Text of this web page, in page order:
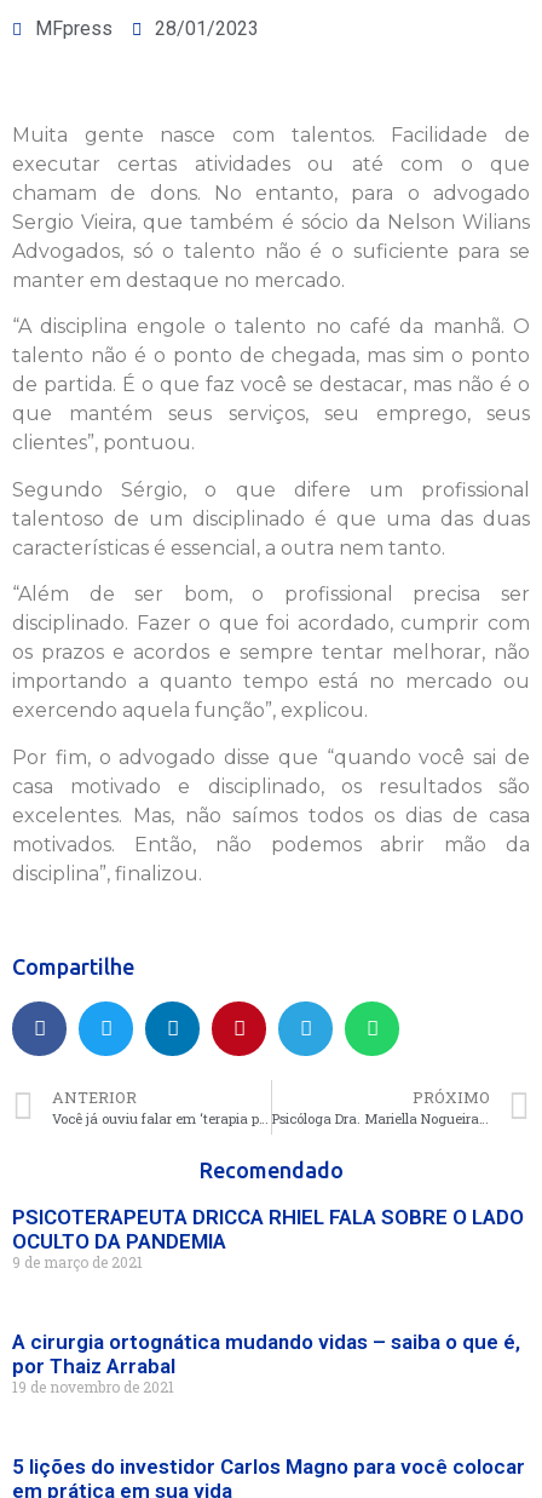
MFpress 28/01/2023
Muita gente nasce com talentos. Facilidade de
executar certas atividades ou até com o que
chamam de dons. No entanto, para o advogado
Sergio Vieira, que também é sócio da Nelson Wilians
Advogados, só o talento não é o suficiente para se
manter em destaque no mercado.
“A disciplina engole o talento no café da manhã. O
talento não é o ponto de chegada, mas sim o ponto
de partida. É o que faz você se destacar, mas não é o
que mantém seus serviços, seu emprego, seus
clientes”, pontuou.
Segundo Sérgio, o que difere um profissional
talentoso de um disciplinado é que uma das duas
características é essencial, a outra nem tanto.
“Além de ser bom, o profissional precisa ser
disciplinado. Fazer o que foi acordado, cumprir com
os prazos e acordos e sempre tentar melhorar, não
importando a quanto tempo está no mercado ou
exercendo aquela função”, explicou.
Por fim, o advogado disse que “quando você sai de
casa motivado e disciplinado, os resultados são
excelentes. Mas, não saímos todos os dias de casa
motivados. Então, não podemos abrir mão da
disciplina”, finalizou.
Compartilhe
ANTERIOR PRÓXIMO
Recomendado
PSICOTERAPEUTA DRICCA RHIEL FALA SOBRE O LADO
OCULTO DA PANDEMIA
9 de março de 2021
A cirurgia ortognática mudando vidas – saiba o que é,
por Thaiz Arrabal
19 de novembro de 2021
5 lições do investidor Carlos Magno para você colocar
em prática em sua vida